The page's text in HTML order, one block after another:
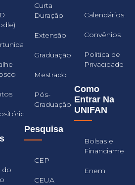
Calendários
Convênios
Politica de
Privacidade
Como
Entrar Na
UNIFAN
Bolsas e
Enem
Curta
Duração
Extensão
Graduação
Mestrado
Pós-
Graduação
Pesquisa
CEP
CEUA
do